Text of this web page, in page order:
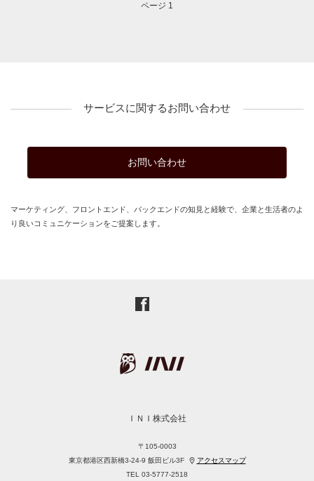
ページ 1
サービスに関するお問い合わせ
お問い合わせ
マーケティング、フロントエンド、バックエンドの知見と経験で、企業と生活者のよ
り良いコミュニケーションをご提案します。
ＩＮＩ株式会社
〒105-0003
東京都港区西新橋3-24-9 飯田ビル3F
アクセスマップ
TEL 03-5777-2518